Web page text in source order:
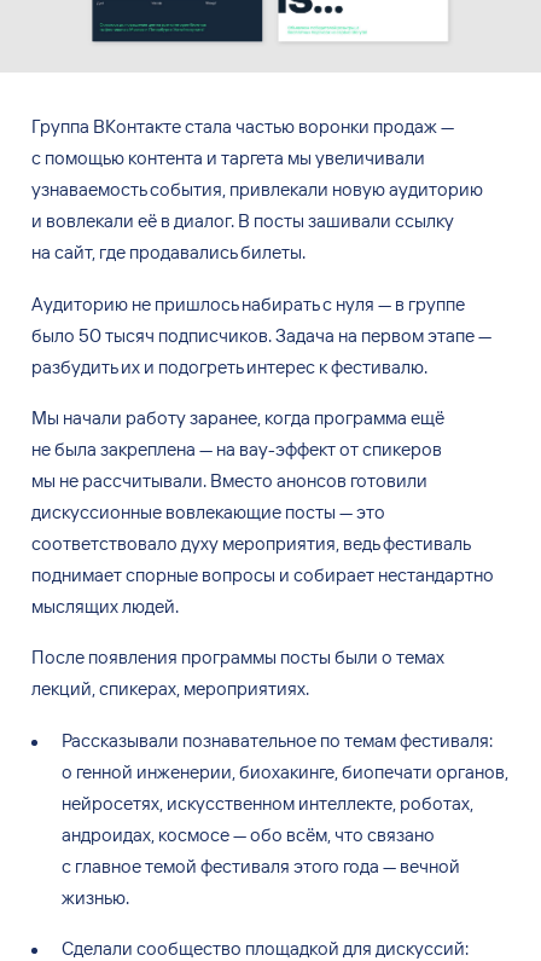
Группа ВКонтакте стала частью воронки продаж—
с помощью контента и таргета мы увеличивали
узнаваемость события, привлекали новую аудиторию
и вовлекали её в диалог. В посты зашивали ссылку
на сайт, где продавались билеты.
Аудиторию не пришлось набирать с нуля — в группе
было 50 тысяч подписчиков. Задача на первом этапе —
разбудить их и подогреть интерес к фестивалю.
Мы начали работу заранее, когда программа ещё
небыла закреплена —на вау-эффект отспикеров
мы не рассчитывали. Вместо анонсов готовили
дискуссионные вовлекающие посты —это
соответствовало духу мероприятия, ведь фестиваль
поднимает спорные вопросы и собирает нестандартно
мыслящих людей.
После появления программы посты были о темах
лекций, спикерах, мероприятиях.
Рассказывали познавательное по темам фестиваля:
о генной инженерии, биохакинге, биопечати органов,
нейросетях, искусственном интеллекте, роботах,
андроидах, космосе—обо всём, что связано
с главное темой фестиваля этого года —вечной
жизнью.
Сделали сообщество площадкой для дискуссий: